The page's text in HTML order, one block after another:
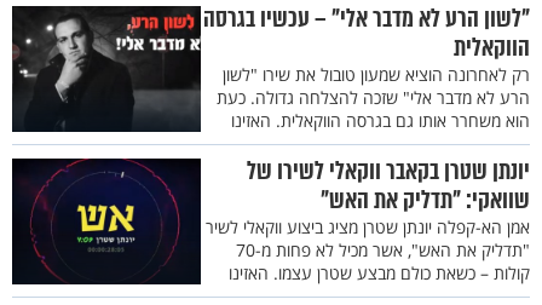
"לשון הרע לא מדבר אלי" – עכשיו בגרסה
הווקאלית
רק לאחרונה הוציא שמעון טובול את שירו "לשון
הרע לא מדבר אלי" שזכה להצלחה גדולה. כעת
הוא משחרר אותו גם בגרסה הווקאלית. האזינו
יונתן שטרן בקאבר ווקאלי לשירו של
שוואקי: "תדליק את האש"
אמן הא-קפלה יונתן שטרן מציג ביצוע ווקאלי לשיר
"תדליק את האש", אשר מכיל לא פחות מ-70
קולות – כשאת כולם מבצע שטרן עצמו. האזינו